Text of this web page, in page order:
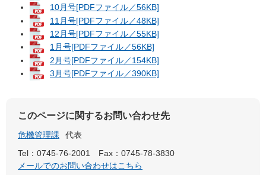
10月号[PDFファイル／56KB]
11月号[PDFファイル／48KB]
12月号[PDFファイル／55KB]
1月号[PDFファイル／56KB]
2月号[PDFファイル／154KB]
3月号[PDFファイル／390KB]
このページに関するお問い合わせ先
危機管理課
代表
Tel：0745-76-2001
Fax：0745-78-3830
メールでのお問い合わせはこちら